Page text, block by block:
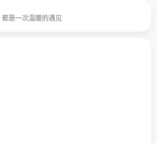
都是一次温暖的遇见